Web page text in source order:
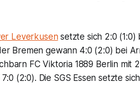
Leverkusensetzte sich 2:0 (1:0)
Bremen gewann 4:0 (2:0) bei
FC Viktoria 1889 Berlin mit
(2:0). Die SGS Essen setzte